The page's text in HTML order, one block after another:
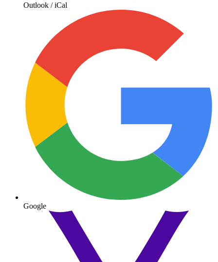
Outlook / iCal
Google